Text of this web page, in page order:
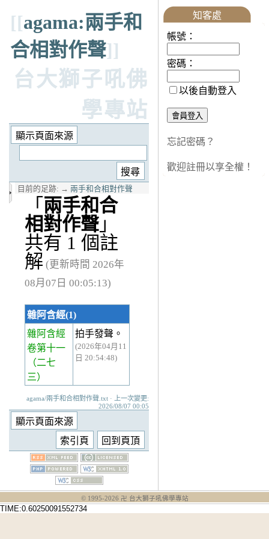
[[agama:兩手和
合相對作聲]]
台大獅子吼佛
學專站
目前的足跡: → 兩手和合相對作聲
「 兩手和合
相對作聲 」
共有 1 個註
解 (更新時間 2026年
08月07日 00:05:13)
雜阿含經(1)
雜阿含經
卷第十一
（二七
三）
拍手發聲。
(2026年04月11
日 20:54:48)
agama/兩手和合相對作聲.txt · 上一次變更:
2026/08/07 00:05
知客處
帳號：
密碼：
以後自動登入
忘記密碼？
歡迎註冊以享全權！
© 1995-2026 卍 台大獅子吼佛學專站
TIME:0.60250091552734